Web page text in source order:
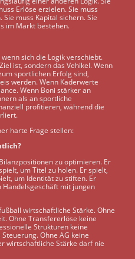
Erlöse erzielen. Sie muss
muss Kapital sichern. Sie
im Markt bestehen.
sich die Logik verschiebt.
ist, sondern das Vehikel. Wenn
sportlichen Erfolg sind,
werden. Wenn Kaderwerte
Wenn Boni stärker an
als an sportliche
profitieren, während die
harte Frage stellen:
zu optimieren. Er
um Titel zu holen. Er spielt,
um Identität zu stiften. Er
Handelsgeschäft mit jungen
wirtschaftliche Stärke. Ohne
Ohne Transfererlöse keine
Strukturen keine
Ohne AG keine
wirtschaftliche Stärke darf nie